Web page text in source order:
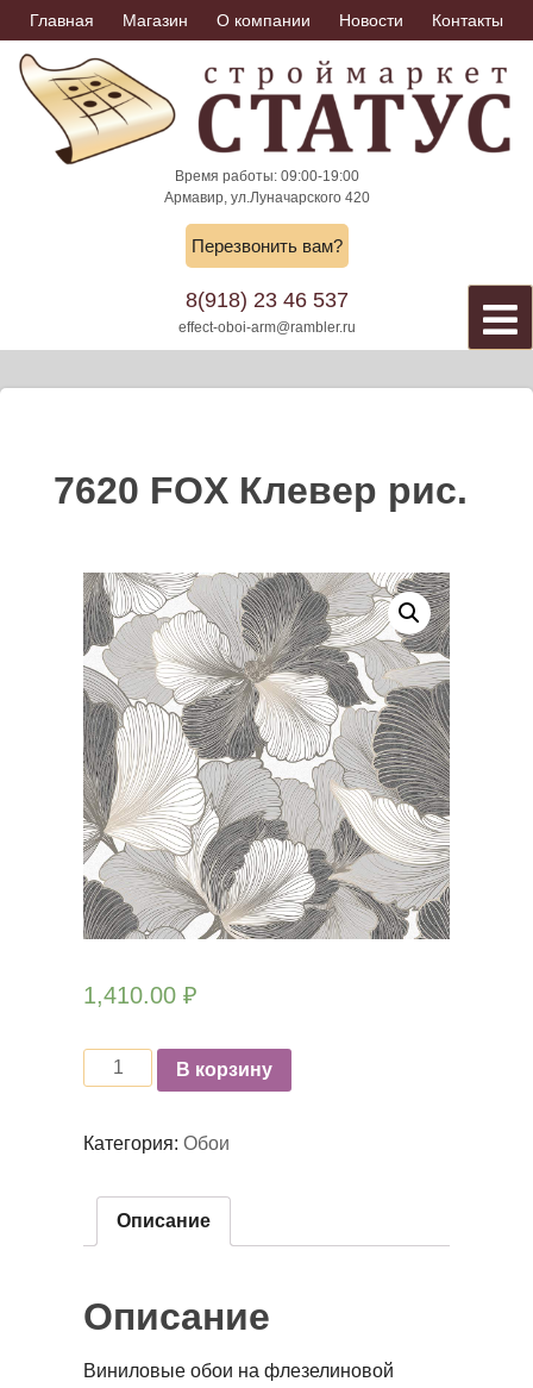
Skip
to
content
Главная Магазин О компании Новости Контакты
Время работы: 09:00-19:00
Армавир, ул.Луначарского 420
Перезвонить вам?
8(918) 23 46 537
effect-oboi-arm@rambler.ru
7620 FOX Клевер рис.
1,410.00 ₽
КоличествоВ корзину
Категория: Обои
Описание
Описание
Виниловые обои на флезелиновой